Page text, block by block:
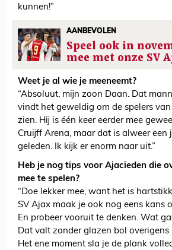
kunnen!”
AANBEVOLEN
Speel ook in
mee met onze SV
Weet je al wie je meeneemt?
“Absoluut, mijn zoon Daan. Dat
vindt het geweldig om de spelers
zien. Hij is één keer eerder mee
Cruijff Arena, maar dat is alweer een
geleden. Ik kijk er enorm naar uit.”
Heb je nog tips voor Ajacieden die
mee te spelen?
“Doe lekker mee, want het is
SV Ajax maak je ook nog eens kans
En probeer vooruit te denken. Wat
Dat valt zonder glazen bol overigens
Het ene moment sla je de plank